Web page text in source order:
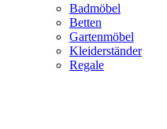
Badmöbel
Betten
Gartenmöbel
Kleiderständer
Regale